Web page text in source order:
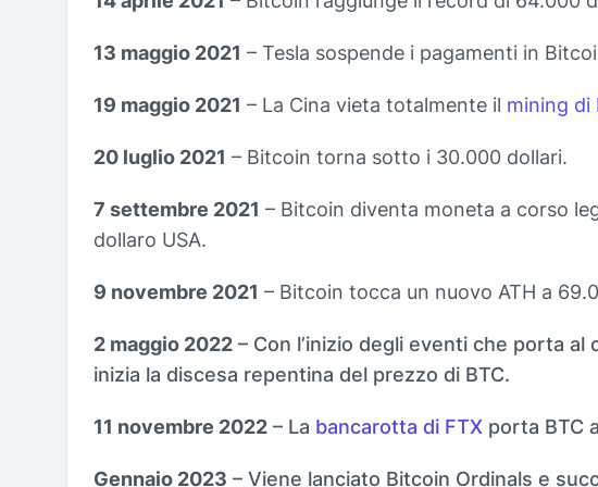
13 maggio 2021 – Tesla sospende i pagamenti in
19 maggio 2021 – La Cina vieta totalmente il mining di
20 luglio 2021 – Bitcoin torna sotto i 30.000 dollari.
7 settembre 2021 – Bitcoin diventa moneta a corso
dollaro USA.
9 novembre 2021 – Bitcoin tocca un nuovo ATH a
2 maggio 2022 – Con l’inizio degli eventi che porta
inizia la discesa repentina del prezzo di BTC.
11 novembre 2022 – La bancarotta di FTX porta BTC
Gennaio 2023 – Viene lanciato Bitcoin Ordinals e